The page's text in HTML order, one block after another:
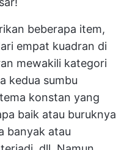
beberapa item,
empat kuadran di
mewakili kategori
kedua sumbu
konstan yang
baik atau buruknya
banyak atau